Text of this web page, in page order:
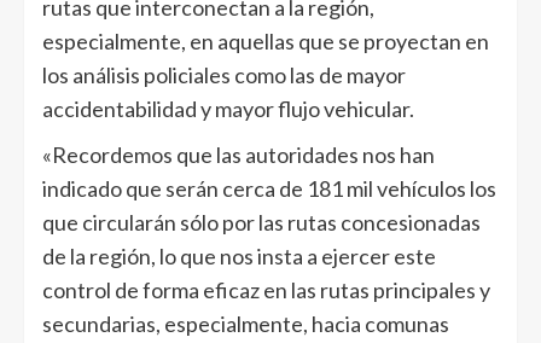
rutas que interconectan a la región,
especialmente, en aquellas que se proyectan en
los análisis policiales como las de mayor
accidentabilidad y mayor flujo vehicular.
«Recordemos que las autoridades nos han
indicado que serán cerca de 181 mil vehículos los
que circularán sólo por las rutas concesionadas
de la región, lo que nos insta a ejercer este
control de forma eficaz en las rutas principales y
secundarias, especialmente, hacia comunas